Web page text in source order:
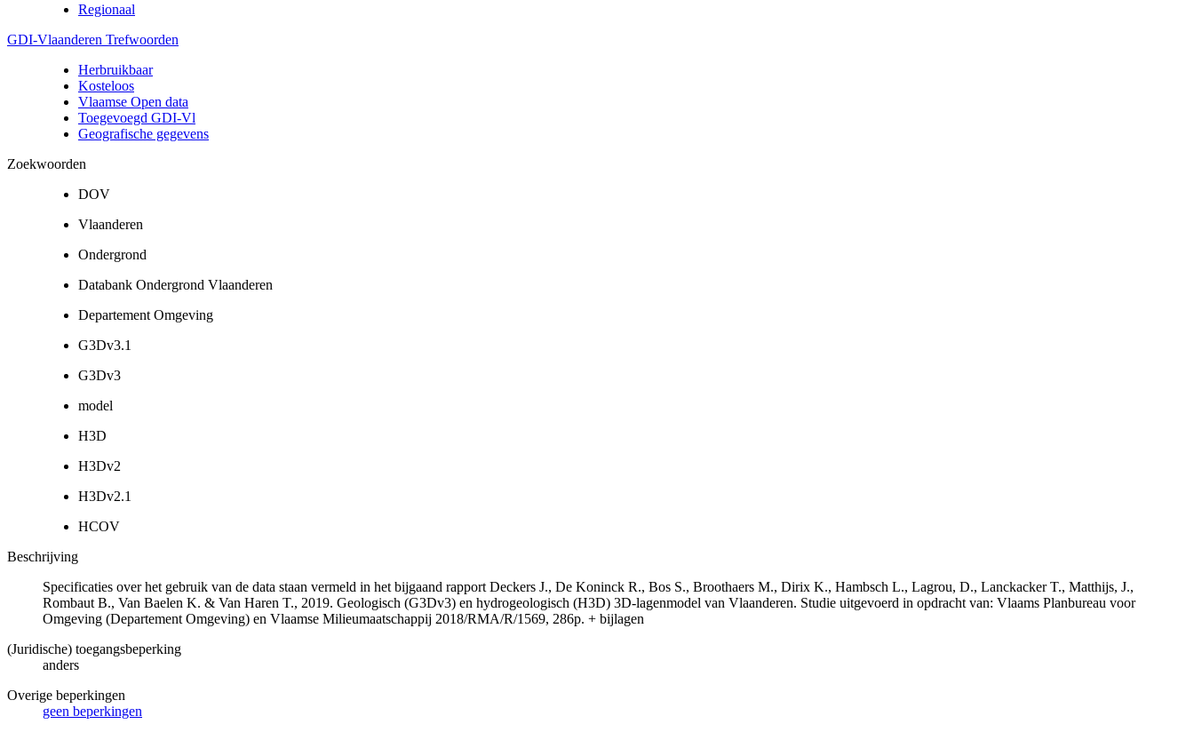
Regionaal
GDI-Vlaanderen Trefwoorden
Herbruikbaar
Kosteloos
Vlaamse Open data
Toegevoegd GDI-Vl
Geografische gegevens
Zoekwoorden
DOV
Vlaanderen
Ondergrond
Databank Ondergrond Vlaanderen
Departement Omgeving
G3Dv3.1
G3Dv3
model
H3D
H3Dv2
H3Dv2.1
HCOV
Beschrijving
Specificaties over het gebruik van de data staan vermeld in het bijgaand rapport Deckers J., De Koninck R., Bos S., Broothaers M., Dirix K., Hambsch L., Lagrou, D., Lanckacker T., Matthijs, J.,
Rombaut B., Van Baelen K. & Van Haren T., 2019. Geologisch (G3Dv3) en hydrogeologisch (H3D) 3D-lagenmodel van Vlaanderen. Studie uitgevoerd in opdracht van: Vlaams Planbureau voor
Omgeving (Departement Omgeving) en Vlaamse Milieumaatschappij 2018/RMA/R/1569, 286p. + bijlagen
(Juridische) toegangsbeperking
anders
Overige beperkingen
geen beperkingen